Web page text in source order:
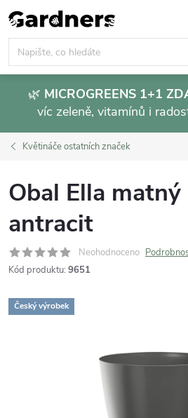
Přejít
na
obsah
🌿 MICROGREENS 1+1
víc zeleně, vitamínů i
Květináče ostatních značek
Obal Ella matný
antracit
Neohodnoceno
Kód produktu: 9651
Český výrobek